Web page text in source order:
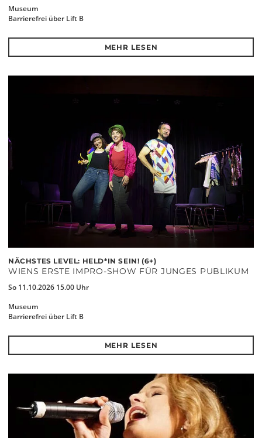
Museum
Barrierefrei über Lift B
MEHR LESEN
NÄCHSTES LEVEL: HELD*IN SEIN! (6+)
WIENS ERSTE IMPRO-SHOW FÜR JUNGES PUBLIKUM
So 11.10.2026 15.00 Uhr
Museum
Barrierefrei über Lift B
MEHR LESEN